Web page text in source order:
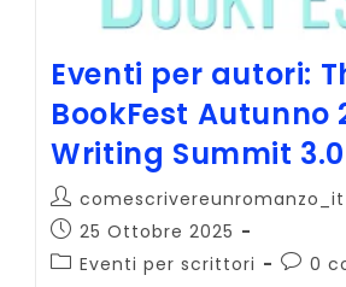
Eventi per autori:
BookFest Autunno
Writing Summit 3.0
Autore
dell'articolo:
comescrivereunromanzo_it
Articolo
pubblicato:
25 Ottobre 2025
Categoria
Eventi per scrittori 0